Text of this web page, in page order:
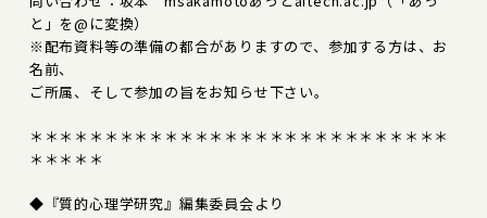
と」を@に変換）
※配布資料等の準備の都合がありますので、参加する方は、お
名前、
ご所属、そして参加の旨をお知らせ下さい。
＊＊＊＊＊＊＊＊＊＊＊＊＊＊＊＊＊＊＊＊＊＊＊＊＊＊＊＊
＊＊＊＊＊
◆『質的心理学研究』編集委員会より